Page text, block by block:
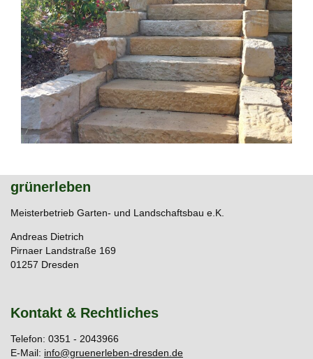
grünerleben
Meisterbetrieb Garten- und Landschaftsbau e.K.
Andreas Dietrich
Pirnaer Landstraße 169
01257 Dresden
Kontakt & Rechtliches
Telefon: 0351 - 2043966
E-Mail: info@gruenerleben-dresden.de